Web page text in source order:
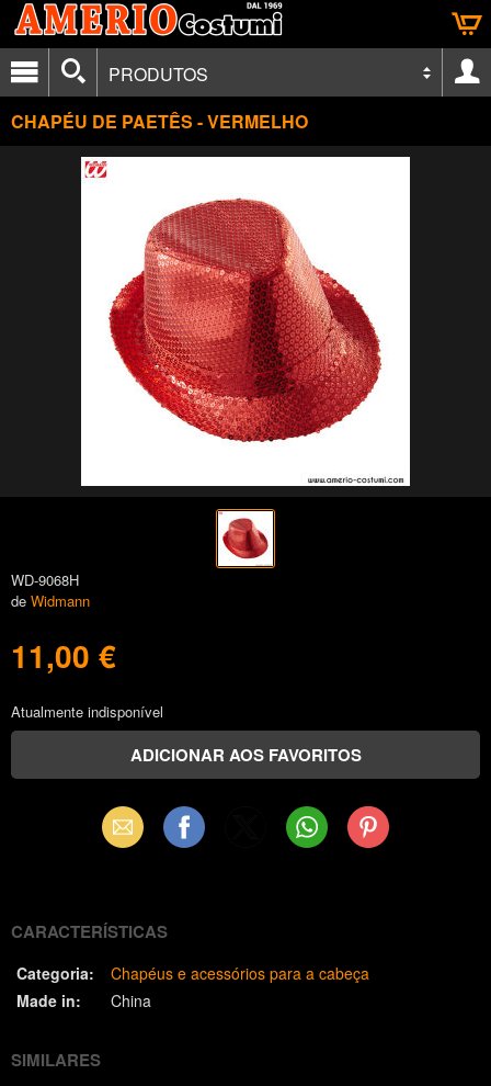
PRODUTOS
CHAPÉU DE PAETÊS - VERMELHO
WD-9068H
de Widmann
11,00 €
Atualmente indisponível
Email Facebook WhatsAppPinterest
CARACTERÍSTICAS
Categoria:
Chapéus e acessórios para a cabeça
Made in:
China
SIMILARES